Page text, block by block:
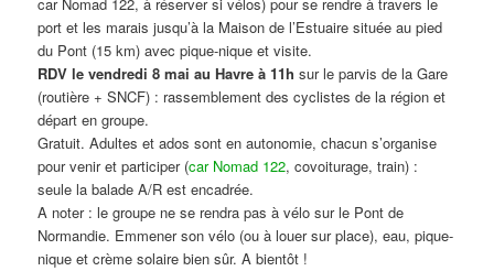
port et les marais jusqu’à la Maison de l’Estuaire située au pied
du Pont (15 km) avec pique-nique et visite.
RDV le vendredi 8 mai au Havre à 11h sur le parvis de la Gare
(routière + SNCF) : rassemblement des cyclistes de la région et
départ en groupe.
Gratuit. Adultes et ados sont en autonomie, chacun s’organise
pour venir et participer (car Nomad 122, covoiturage, train) :
seule la balade A/R est encadrée.
A noter : le groupe ne se rendra pas à vélo sur le Pont de
Normandie. Emmener son vélo (ou à louer sur place), eau, pique-
nique et crème solaire bien sûr. A bientôt !